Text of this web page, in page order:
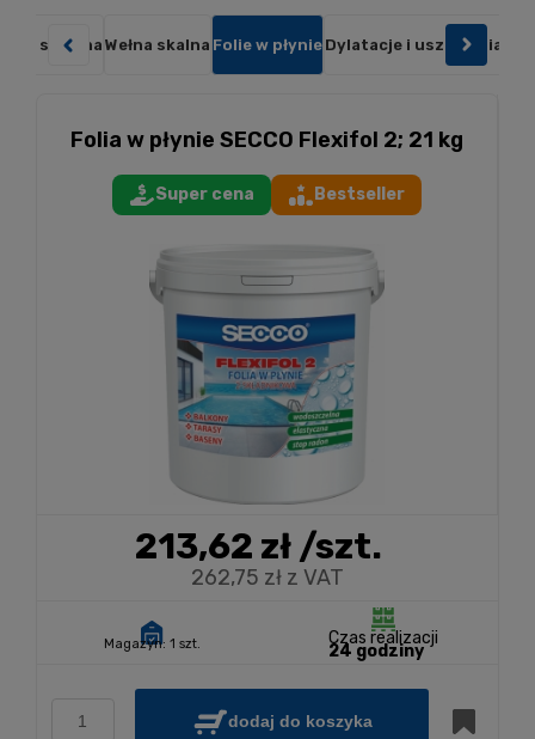
szklana Wełna skalna Folie w płynie Dylatacje i uszczelniacze
Folia w płynie SECCO Flexifol 2; 21 kg
Super cena Bestseller
213,62 zł/szt.
262,75 zł z VAT
Magazyn: 1 szt. Czas realizacji
24 godziny
dodaj do koszyka